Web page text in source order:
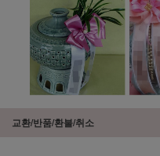
교환/반품/환불/취소